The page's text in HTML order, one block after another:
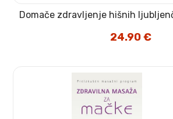
Domače zdravljenje hišnih
24.90€